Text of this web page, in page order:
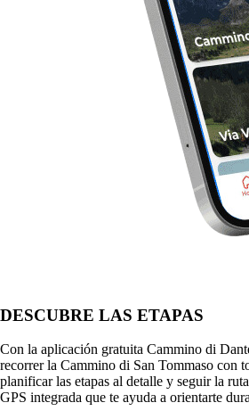
DESCUBRE LAS ETAPAS
Con la aplicación gratuita Cammino di
recorrer la Cammino di San Tommaso con
planificar las etapas al detalle y seguir la
GPS integrada que te ayuda a orientarte